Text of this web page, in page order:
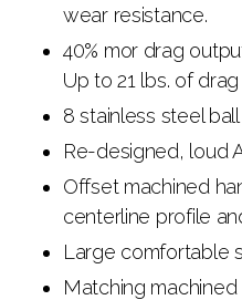
wear resistance.
40% mor drag
Up to 21 lbs. of
8 stainless steel
Re-designed, loud
Offset machined
centerline profile
Large comfortable
Matching